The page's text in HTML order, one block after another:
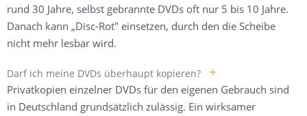
rund 30 Jahre, selbst gebrannte DVDs oft nur 5 bis 10 Jahre.
Danach kann „Disc-Rot" einsetzen, durch den die Scheibe
nicht mehr lesbar wird.
Darf ich meine DVDs überhaupt kopieren? +
Privatkopien einzelner DVDs für den eigenen Gebrauch sind
in Deutschland grundsätzlich zulässig. Ein wirksamer